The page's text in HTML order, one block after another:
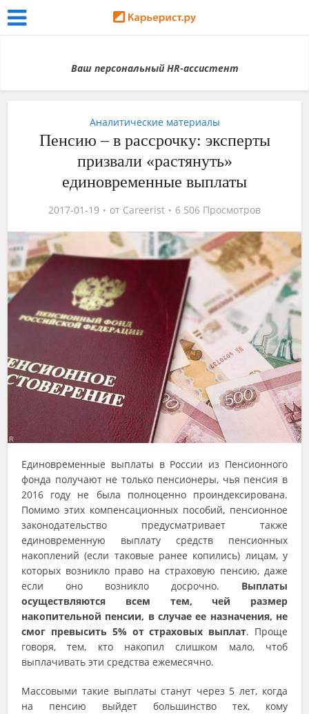
Ваш персональный HR-ассистент
Аналитические материалы
Пенсию – в рассрочку: эксперты
призвали «растянуть»
единовременные выплаты
2017-01-19 от Careerist 6 506 Просмотров
Единовременные выплаты в России из Пенсионного
фонда получают не только пенсионеры, чья пенсия в
2016 году не была полноценно проиндексирована.
Помимо этих компенсационных пособий, пенсионное
законодательство предусматривает также
единовременную выплату средств пенсионных
накоплений (если таковые ранее копились) лицам, у
которых возникло право на страховую пенсию, даже
если оно возникло досрочно. Выплаты
осуществляются всем тем, чей размер
накопительной пенсии, в случае ее назначения, не
смог превысить 5% от страховых выплат. Проще
говоря, тем, кто накопил слишком мало, чтоб
выплачивать эти средства ежемесячно.
Массовыми такие выплаты станут через 5 лет, когда
на пенсию выйдет большинство тех, кому